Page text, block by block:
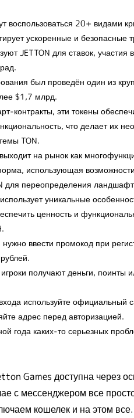
воспользоваться 20+ видами
ускоренные и безопасные
JETTON для ставок, участия
был проведён один из
$1,7 млрд.
контракты, эти токены
что делает их
TON.
на рынок как
использующая
для переопределения
уникальные
ценность и
ввести промокод при
получают деньги, поинты
используйте официальный
адрес перед авторизацией.
года каких-то серьезных
Games доступна через
с мессенджером все
кошелек и на этом